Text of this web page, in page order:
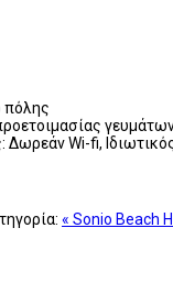
πόλης
Δωρεάν Wi-fi,
« Sonio Beach